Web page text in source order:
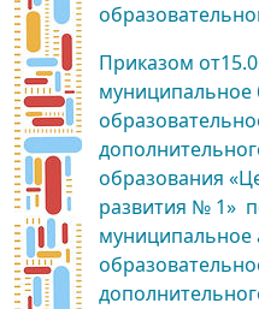
Приказом
образования
развития № 1»
муниципальное